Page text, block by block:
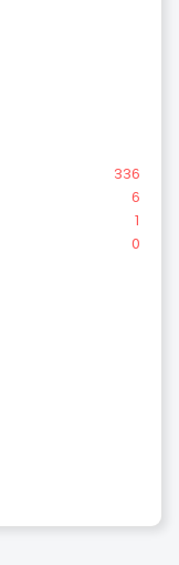
336
6
1
0